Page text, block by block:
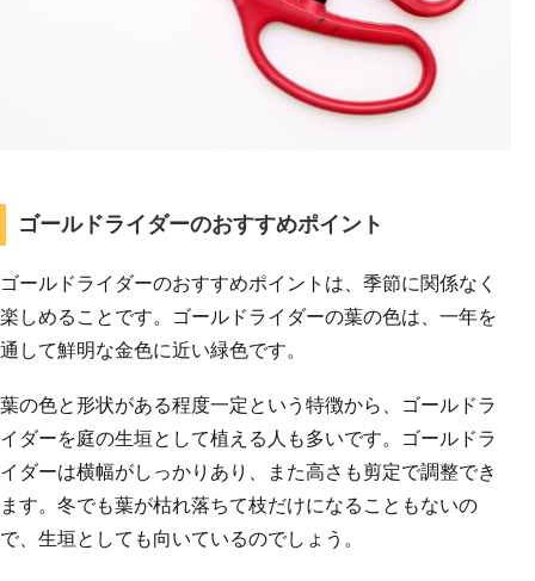
ゴールドライダーのおすすめポイント
ゴールドライダーのおすすめポイントは、季節に関係なく
楽しめることです。ゴールドライダーの葉の色は、一年を
通して鮮明な金色に近い緑色です。
葉の色と形状がある程度一定という特徴から、ゴールドラ
イダーを庭の生垣として植える人も多いです。ゴールドラ
イダーは横幅がしっかりあり、また高さも剪定で調整でき
ます。冬でも葉が枯れ落ちて枝だけになることもないの
で、生垣としても向いているのでしょう。